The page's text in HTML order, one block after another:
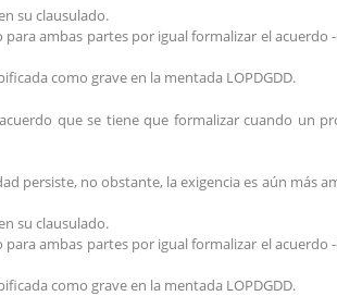
su clausulado.
ambas partes por igual formalizar el acuerdo
como grave en la mentada LOPDGDD.
que se tiene que formalizar cuando un
persiste, no obstante, la exigencia es aún más
su clausulado.
ambas partes por igual formalizar el acuerdo
como grave en la mentada LOPDGDD.